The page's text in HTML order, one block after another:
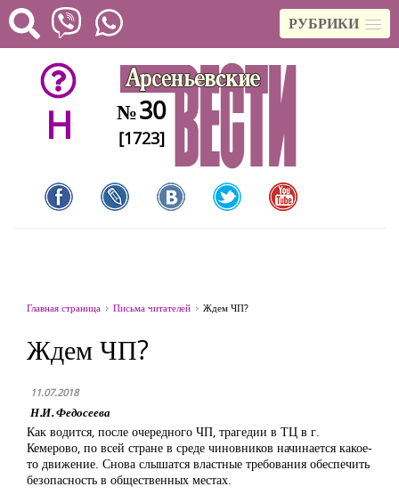
РУБРИКИ
H №30
[1723]
Главная страница Письма читателей Ждем ЧП?
Ждем ЧП?
11.07.2018
Н.И. Федосеева
Как водится, после очередного ЧП, трагедии в ТЦ в г.
Кемерово, по всей стране в среде чиновников начинается какое-
то движение. Снова слышатся властные требования обеспечить
безопасность в общественных местах.